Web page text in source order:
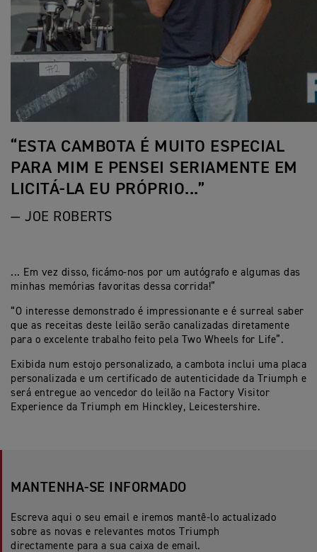
“ESTA CAMBOTA É MUITO ESPECIAL
PARA MIM E PENSEI SERIAMENTE EM
LICITÁ-LA EU PRÓPRIO...”
— JOE ROBERTS
... Em vez disso, ficámo-nos por um autógrafo e algumas das
minhas memórias favoritas dessa corrida!”
“O interesse demonstrado é impressionante e é surreal saber
que as receitas deste leilão serão canalizadas diretamente
para o excelente trabalho feito pela Two Wheels for Life”.
Exibida num estojo personalizado, a cambota inclui uma placa
personalizada e um certificado de autenticidade da Triumph e
será entregue ao vencedor do leilão na Factory Visitor
Experience da Triumph em Hinckley, Leicestershire.
MANTENHA-SE INFORMADO
Escreva aqui o seu email e iremos mantê-lo actualizado
sobre as novas e relevantes motos Triumph
directamente para a sua caixa de email.